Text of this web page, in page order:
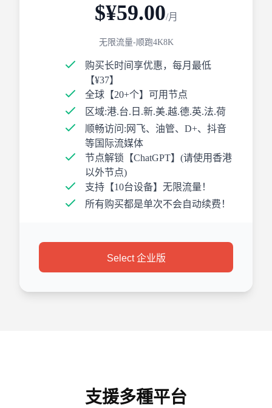
$¥59.00/月
无限流量-顺跑4K8K
购买长时间享优惠，每月最低
【¥37】
全球【20+个】可用节点
区域:港.台.日.新.美.越.德.英.法.荷
顺畅访问:网飞、油管、D+、抖音
等国际流媒体
节点解锁【ChatGPT】(请使用香港
以外节点)
支持【10台设备】无限流量！
所有购买都是单次不会自动续费！
Select 企业版
支援多種平台